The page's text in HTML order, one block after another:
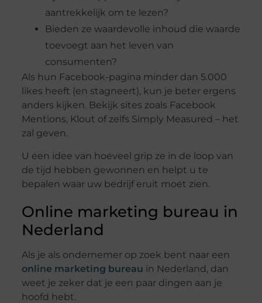
aantrekkelijk om te lezen?
Bieden ze waardevolle inhoud die waarde
toevoegt aan het leven van
consumenten?
Als hun Facebook-pagina minder dan 5.000
likes heeft (en stagneert), kun je beter ergens
anders kijken. Bekijk sites zoals Facebook
Mentions, Klout of zelfs Simply Measured – het
zal geven.
U een idee van hoeveel grip ze in de loop van
de tijd hebben gewonnen en helpt u te
bepalen waar uw bedrijf eruit moet zien.
Online marketing bureau in
Nederland
Als je als ondernemer op zoek bent naar een
online marketing bureau in Nederland, dan
weet je zeker dat je een paar dingen aan je
hoofd hebt.